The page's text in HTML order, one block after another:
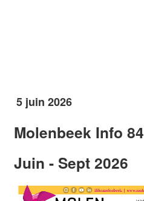
5 juin 2026
Molenbeek Info 84
Juin - Sept 2026